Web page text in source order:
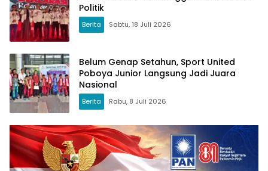
Politik
Berita Sabtu, 18 Juli 2026
Belum Genap Setahun, Sport United
Poboya Junior Langsung Jadi Juara
Nasional
Berita Rabu, 8 Juli 2026